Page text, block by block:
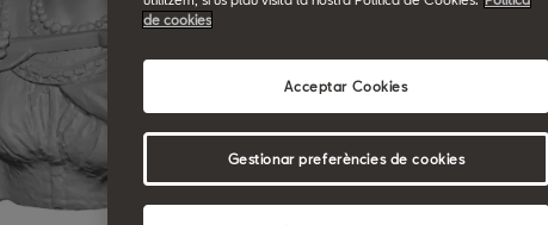
de cookies
Acceptar Cookies
Gestionar preferències de cookies